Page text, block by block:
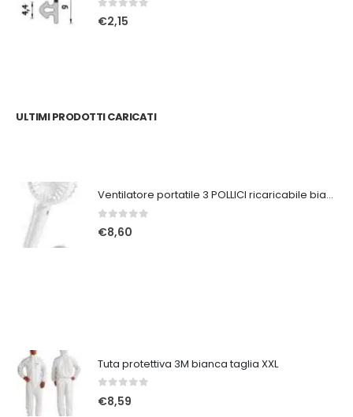
Su 5
€2,15
ULTIMI PRODOTTI CARICATI
Ventilatore portatile 3 POLLICI ricaricabile bianco
Su 5
€8,60
Tuta protettiva 3M bianca taglia XXL
Su 5
€8,59